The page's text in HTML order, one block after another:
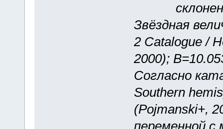
склонение
Звёздная
2 Catalogue /
2000);
Согласно
Southern
(Pojmanski+,